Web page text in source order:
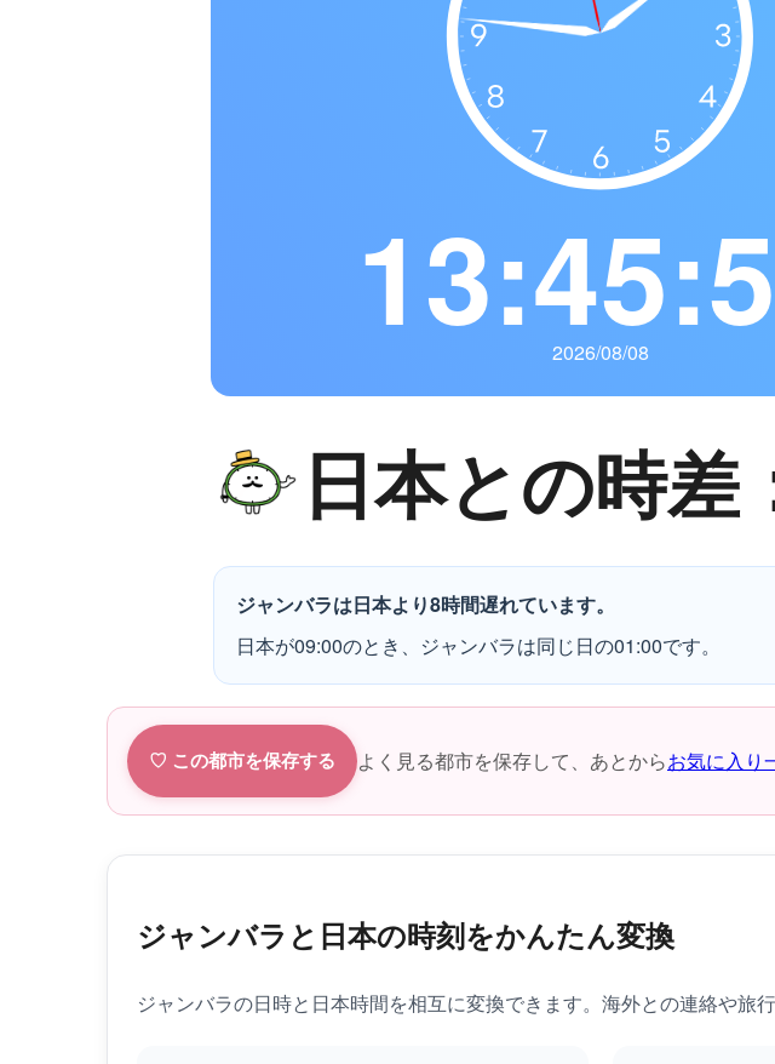
2026/08/08
日本との時差
ジャンバラは日本より8時間遅れています。
日本が09:00のとき、ジャンバラは同じ日の01:00です。
♡ この都市を保存する よく見る都市を保存して、あとからお気に入り
ジャンバラと日本の時刻をかんたん変換
ジャンバラの日時と日本時間を相互に変換できます。海外との連絡や旅